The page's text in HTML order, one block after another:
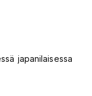
japanilaisessa